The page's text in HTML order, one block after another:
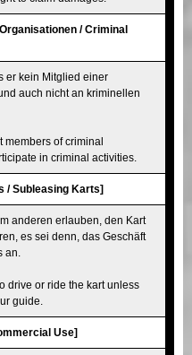
/ Criminal
er kein Mitglied einer
auch nicht an kriminellen
members of criminal
in criminal activities.
/ Subleasing Karts]
anderen erlauben, den Kart
es sei denn, das Geschäft
an.
drive or ride the kart unless
guide.
Use]